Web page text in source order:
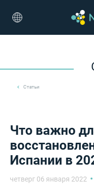
Статьи
Что важно
Испании в
четверг 06 января 2022